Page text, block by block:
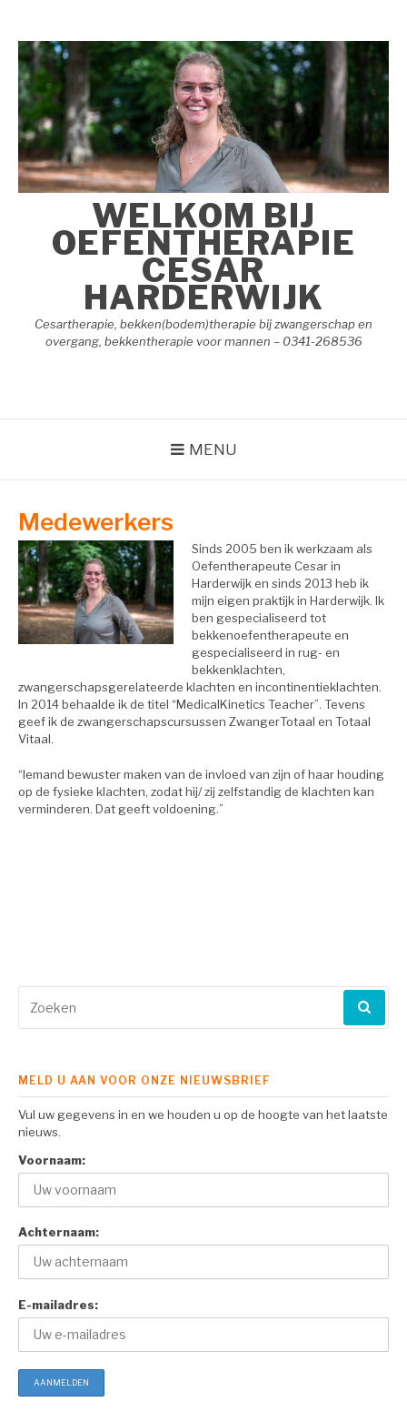
inhoud
springen
WELKOM BIJ
OEFENTHERAPIE
CESAR
HARDERWIJK
Cesartherapie, bekken(bodem)therapie bij zwangerschap en
overgang, bekkentherapie voor mannen – 0341-268536
MENU
Medewerkers
Sinds 2005 ben ik werkzaam als
Oefentherapeute Cesar in
Harderwijk en sinds 2013 heb ik
mijn eigen praktijk in Harderwijk. Ik
ben gespecialiseerd tot
bekkenoefentherapeute en
gespecialiseerd in rug- en
bekkenklachten,
zwangerschapsgerelateerde klachten en incontinentieklachten.
In 2014 behaalde ik de titel “MedicalKinetics Teacher”. Tevens
geef ik de zwangerschapscursussen ZwangerTotaal en Totaal
Vitaal.
“Iemand bewuster maken van de invloed van zijn of haar houding
op de fysieke klachten, zodat hij/ zij zelfstandig de klachten kan
verminderen. Dat geeft voldoening.”
naar:
MELD U AAN VOOR ONZE NIEUWSBRIEF
Vul uw gegevens in en we houden u op de hoogte van het laatste
nieuws.
Voornaam:
Achternaam:
E-mailadres: